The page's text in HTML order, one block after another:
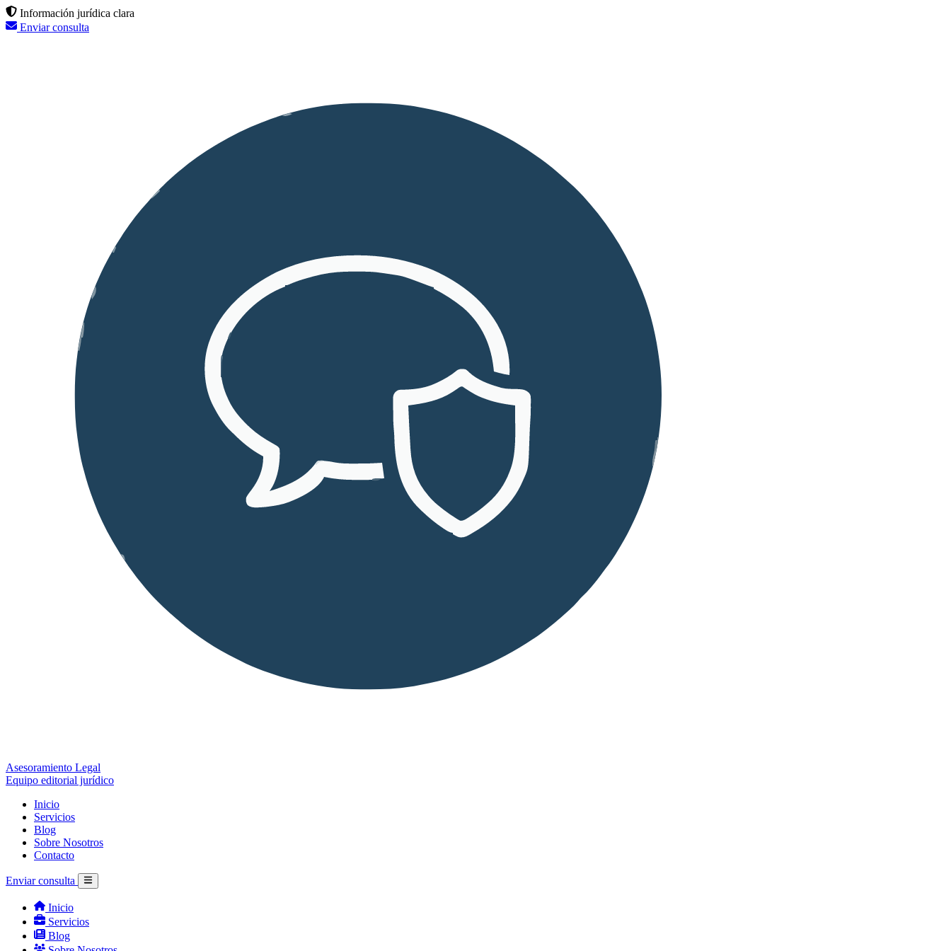
Información jurídica clara
Enviar consulta
Asesoramiento Legal
Equipo editorial jurídico
Inicio
Servicios
Blog
Sobre Nosotros
Contacto
Enviar consulta
Inicio
Servicios
Blog